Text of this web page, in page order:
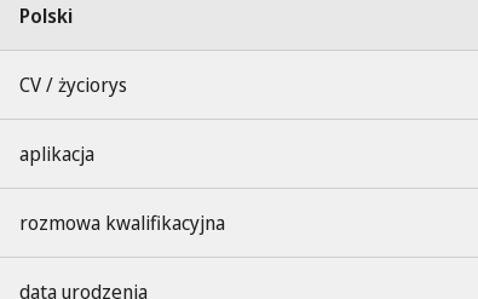
Polski
CV / życiorys
aplikacja
rozmowa kwalifikacyjna
data urodzenia